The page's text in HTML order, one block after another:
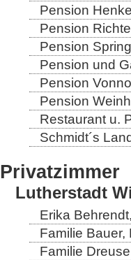
Pension
Pension
Pension
Pension und
Pension
Pension
Restaurant u.
Schmidt´s
Privatzimmer
Lutherstadt
Erika
Familie Bauer,
Familie